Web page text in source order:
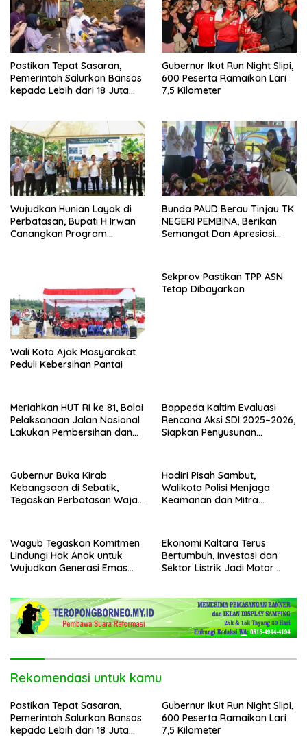
Pastikan Tepat Sasaran,
Pemerintah Salurkan Bansos
kepada Lebih dari 18 Juta
Gubernur Ikut Run Night Slipi,
600 Peserta Ramaikan Lari
7,5 Kilometer
Wujudkan Hunian Layak di
Perbatasan, Bupati H Irwan
Canangkan Program
Bunda PAUD Berau Tinjau TK
NEGERI PEMBINA, Berikan
Semangat Dan Apresiasi
Wali Kota Ajak Masyarakat
Peduli Kebersihan Pantai
Sekprov Pastikan TPP ASN
Tetap Dibayarkan
Meriahkan HUT RI ke 81, Balai
Pelaksanaan Jalan Nasional
Lakukan Pembersihan dan
Bappeda Kaltim Evaluasi
Rencana Aksi SDI 2025–2026,
Siapkan Penyusunan
Gubernur Buka Kirab
Kebangsaan di Sebatik,
Tegaskan Perbatasan Wajah
Hadiri Pisah Sambut,
Walikota Polisi Menjaga
Keamanan dan Mitra
Wagub Tegaskan Komitmen
Lindungi Hak Anak untuk
Wujudkan Generasi Emas
Ekonomi Kaltara Terus
Bertumbuh, Investasi dan
Sektor Listrik Jadi Motor
Rekomendasi untuk kamu
Pastikan Tepat Sasaran,
Pemerintah Salurkan Bansos
kepada Lebih dari 18 Juta
Gubernur Ikut Run Night Slipi,
600 Peserta Ramaikan Lari
7,5 Kilometer